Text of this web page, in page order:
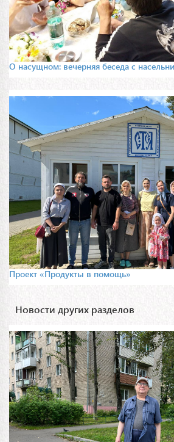
О насущном: вечерняя беседа с
Проект «Продукты в помощь»
Новости других разделов